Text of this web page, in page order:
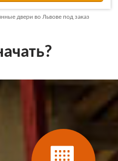
двери во Львове под заказ